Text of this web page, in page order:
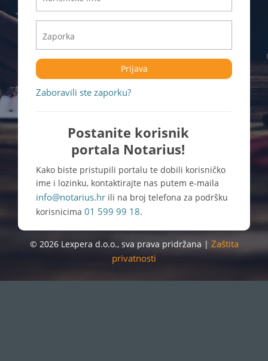
Prijava
Zaboravili ste zaporku?
Postanite korisnik
portala Notarius!
Kako biste pristupili portalu te dobili korisničko
ime i lozinku, kontaktirajte nas putem e-maila
info@notarius.hr ili na broj telefona za podršku
korisnicima 01 599 99 18.
© 2026 Lexpera d.o.o., sva prava pridržana | Zaštita
privatnosti